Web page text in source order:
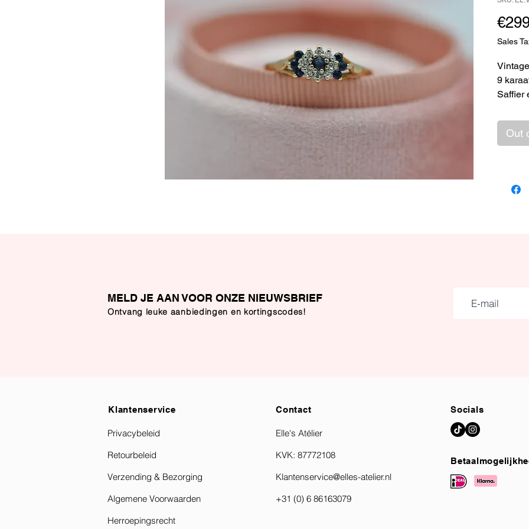
Sales
Vintage
9
Saffier
Out
MELD JE AAN VOOR ONZE NIEUWSBRIEF
Ontvang leuke aanbiedingen en kortingscodes!
Klantenservice
Privacybeleid
Retourbeleid
Verzending & Bezorging
Algemene Voorwaarden
Herroepingsrecht
Contact
Elle's Atélier
KVK: 87772108
Klantenservice@elles-atelier.nl
+31 (0) 6 86163079
Socials